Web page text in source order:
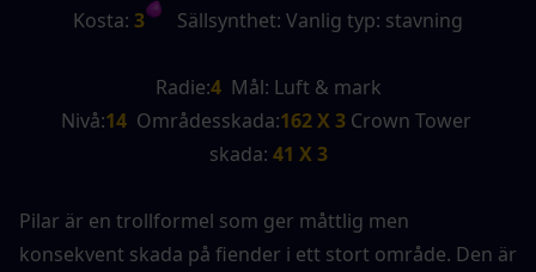
Kosta: 3 Sällsynthet: Vanlig typ: stavning
Radie:4 Mål: Luft & mark
Nivå:14 Områdesskada:162 X 3 Crown Tower
skada: 41 X 3
Pilar är en trollformel som ger måttlig men
konsekvent skada på fiender i ett stort område. Den är